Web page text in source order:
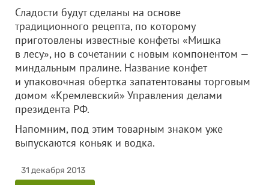
Сладости будут сделаны на основе
традиционного рецепта, по которому
приготовлены известные конфеты «Мишка
в лесу», но в сочетании с новым компонентом —
миндальным пралине. Название конфет
и упаковочная обертка запатентованы торговым
домом «Кремлевский» Управления делами
президента РФ.
Напомним, под этим товарным знаком уже
выпускаются коньяк и водка.
31 декабря 2013